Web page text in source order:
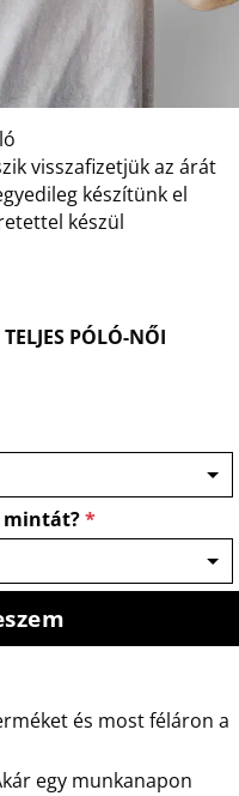
visszafizetjük az árát
készítünk el
készül
PÓLÓ-NŐI
mintát?*
és most féláron a
egy munkanapon